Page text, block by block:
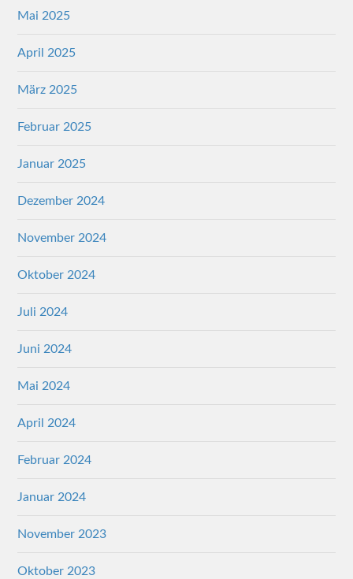
Mai 2025
April 2025
März 2025
Februar 2025
Januar 2025
Dezember 2024
November 2024
Oktober 2024
Juli 2024
Juni 2024
Mai 2024
April 2024
Februar 2024
Januar 2024
November 2023
Oktober 2023